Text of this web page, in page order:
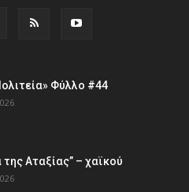
Φύλλο #44
της Αταξίας” – χαϊκού